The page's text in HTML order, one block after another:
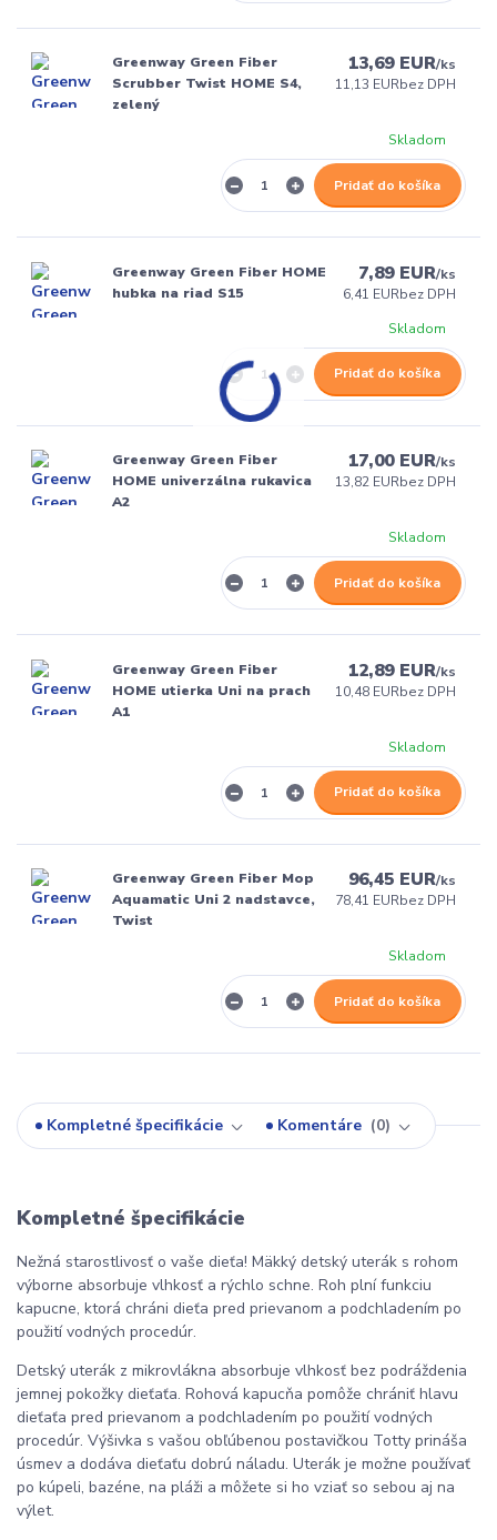
Greenway Green Fiber
Scrubber Twist HOME S4,
zelený
13,69 EUR/ks
11,13 EURbez DPH
Skladom
Pridať do košíka
Greenway Green Fiber HOME
hubka na riad S15
7,89 EUR/ks
6,41 EURbez DPH
Skladom
Pridať do košíka
Greenway Green Fiber
HOME univerzálna rukavica
A2
17,00 EUR/ks
13,82 EURbez DPH
Skladom
Pridať do košíka
Greenway Green Fiber
HOME utierka Uni na prach
A1
12,89 EUR/ks
10,48 EURbez DPH
Skladom
Pridať do košíka
Greenway Green Fiber Mop
Aquamatic Uni 2 nadstavce,
Twist
96,45 EUR/ks
78,41 EURbez DPH
Skladom
Pridať do košíka
Kompletné špecifikácie Komentáre 0
Kompletné špecifikácie
Nežná starostlivosť o vaše dieťa! Mäkký detský uterák s rohom
výborne absorbuje vlhkosť a rýchlo schne. Roh plní funkciu
kapucne, ktorá chráni dieťa pred prievanom a podchladením po
použití vodných procedúr.
Detský uterák z mikrovlákna absorbuje vlhkosť bez podráždenia
jemnej pokožky dieťaťa. Rohová kapucňa pomôže chrániť hlavu
dieťaťa pred prievanom a podchladením po použití vodných
procedúr. Výšivka s vašou obľúbenou postavičkou Totty prináša
úsmev a dodáva dieťaťu dobrú náladu. Uterák je možne používať
po kúpeli, bazéne, na pláži a môžete si ho vziať so sebou aj na
výlet.